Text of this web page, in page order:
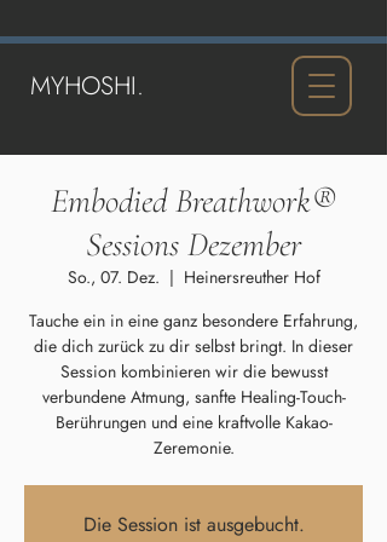
MYHOSHI.
Embodied Breathwork®
Sessions Dezember
So., 07. Dez.
  |
Heinersreuther Hof
Tauche ein in eine ganz besondere Erfahrung,
die dich zurück zu dir selbst bringt. In dieser
Session kombinieren wir die bewusst
verbundene Atmung, sanfte Healing-Touch-
Berührungen und eine kraftvolle Kakao-
Zeremonie.
Die Session ist ausgebucht.